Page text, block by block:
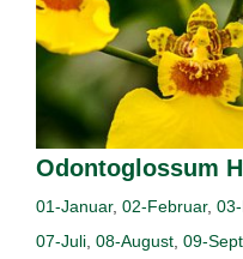
Odontoglossum
01-Januar, 02-Februar,
07-Juli, 08-August, 09-